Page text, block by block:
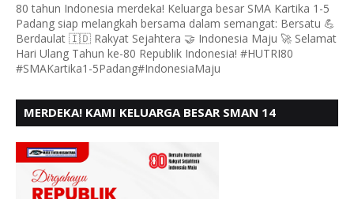
80 tahun Indonesia merdeka! Keluarga besar SMA Kartika 1-5
Padang siap melangkah bersama dalam semangat: Bersatu 💪
Berdaulat 🇮🇩 Rakyat Sejahtera 🤝 Indonesia Maju 🚀 Selamat
Hari Ulang Tahun ke-80 Republik Indonesia! #HUTRI80
#SMAKartika1-5Padang#IndonesiaMaju
MERDEKA! KAMI KELUARGA BESAR SMAN 14